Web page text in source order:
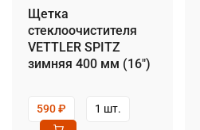
Щетка
стеклоочистителя
VETTLER SPITZ
зимняя 400 мм (16″)
590₽ 1 шт.